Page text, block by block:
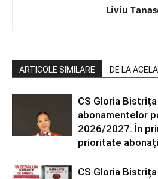
Liviu
ARTICOLE SIMILARE DE LA
CS Gloria
abonamentelor
2026/2027. În
prioritate
CS Gloria